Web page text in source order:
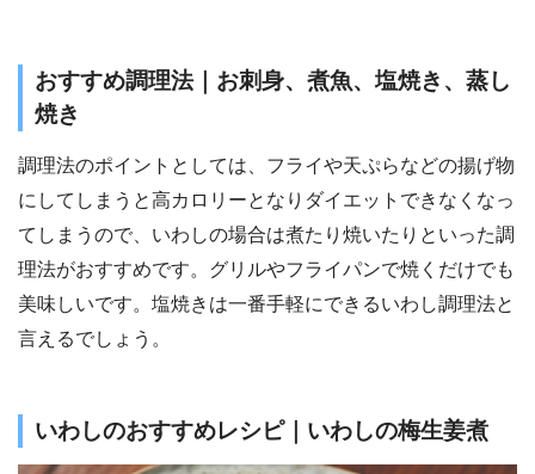
おすすめ調理法｜お刺身、煮魚、塩焼き、蒸し
焼き
調理法のポイントとしては、フライや天ぷらなどの揚げ物
にしてしまうと高カロリーとなりダイエットできなくなっ
てしまうので、いわしの場合は煮たり焼いたりといった調
理法がおすすめです。グリルやフライパンで焼くだけでも
美味しいです。塩焼きは一番手軽にできるいわし調理法と
言えるでしょう。
いわしのおすすめレシピ｜いわしの梅生姜煮